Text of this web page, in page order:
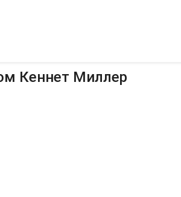
Кеннет Миллер